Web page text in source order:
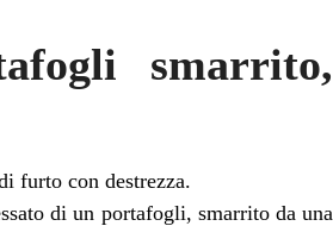
smarrito,
furto con destrezza.
di un portafogli, smarrito da una